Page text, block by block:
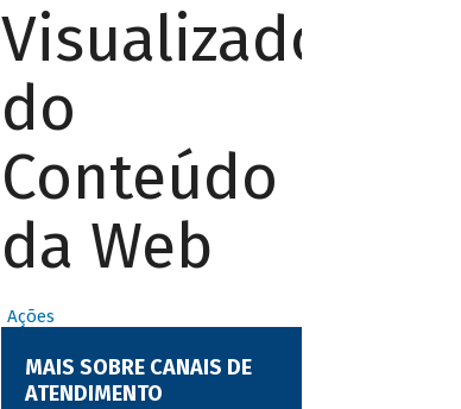
Visualizador
do
Conteúdo
da Web
Ações
MAIS SOBRE CANAIS DE
ATENDIMENTO